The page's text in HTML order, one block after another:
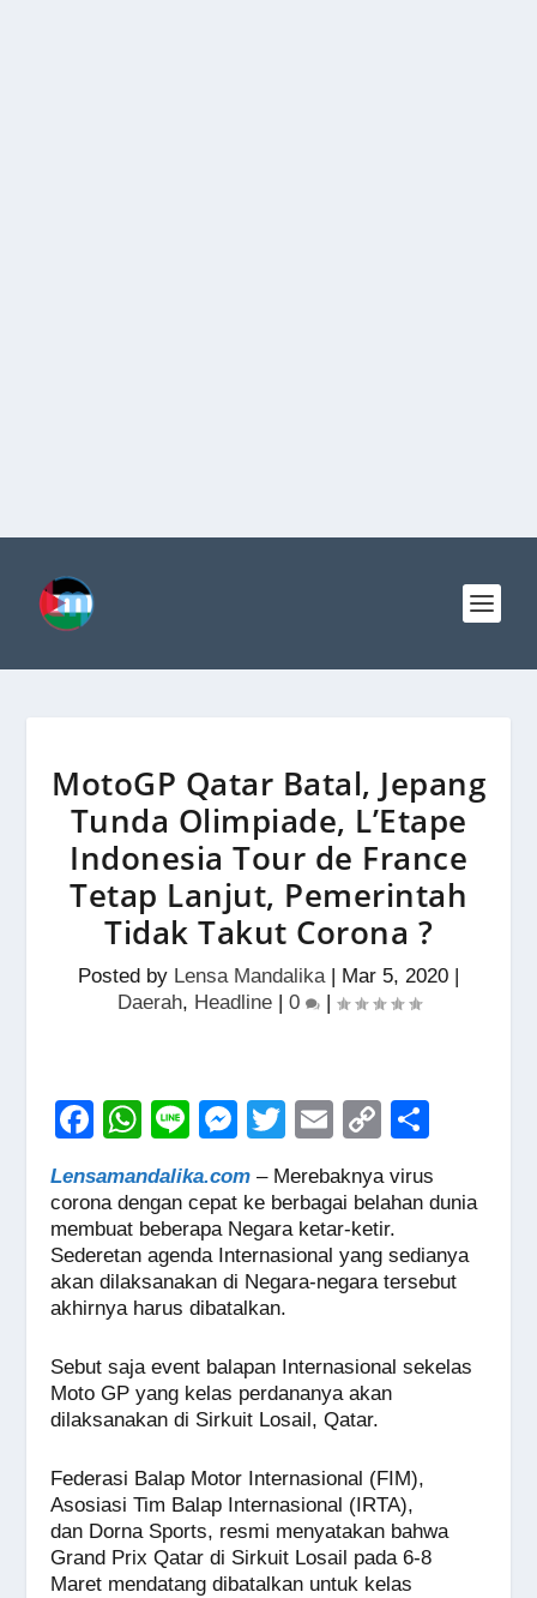
MotoGP Qatar Batal, Jepang
Tunda Olimpiade, L’Etape
Indonesia Tour de France
Tetap Lanjut, Pemerintah
Tidak Takut Corona ?
Posted by Lensa Mandalika| Mar 5, 2020 |
Daerah, Headline| 0 |
F
c
e
b
o
o
k
W
h
at
s
A
p
Li
e
M
ss
e
n
g
T
wi
tt
er
E
m
ail
C
o
p
y
Li
k
ar
Lensamandalika.com – Merebaknya virus
corona dengan cepat ke berbagai belahan dunia
membuat beberapa Negara ketar-ketir.
Sederetan agenda Internasional yang sedianya
akan dilaksanakan di Negara-negara tersebut
akhirnya harus dibatalkan.
Sebut saja event balapan Internasional sekelas
Moto GP yang kelas perdananya akan
dilaksanakan di Sirkuit Losail, Qatar.
Federasi Balap Motor Internasional (FIM),
Asosiasi Tim Balap Internasional (IRTA),
dan Dorna Sports, resmi menyatakan bahwa
Grand Prix Qatar di Sirkuit Losail pada 6-8
Maret mendatang dibatalkan untuk kelas